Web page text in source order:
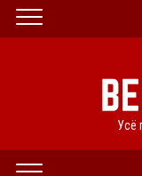
Усё